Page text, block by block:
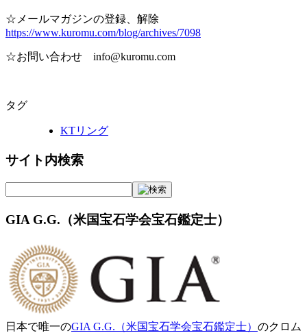
☆メールマガジンの登録、解除
https://www.kuromu.com/blog/archives/7098
☆お問い合わせ info@kuromu.com
タグ
KTリング
サイト内検索
GIA G.G.（米国宝石学会宝石鑑定士）
日本で唯一のGIA G.G.（米国宝石学会宝石鑑定士） のクロム